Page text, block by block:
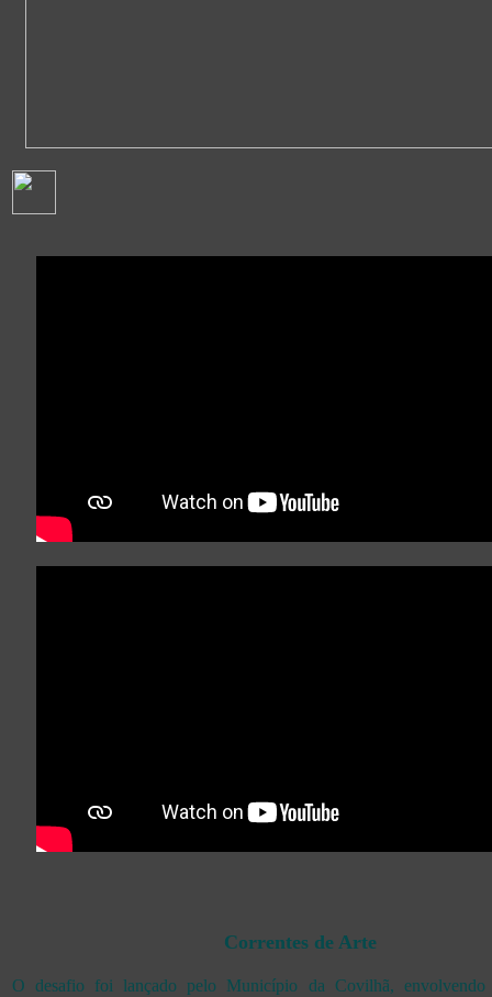
Correntes de Arte
O desafio foi lançado pelo Município da Covilhã, envolvendo